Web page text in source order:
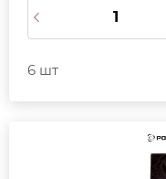
6 шт